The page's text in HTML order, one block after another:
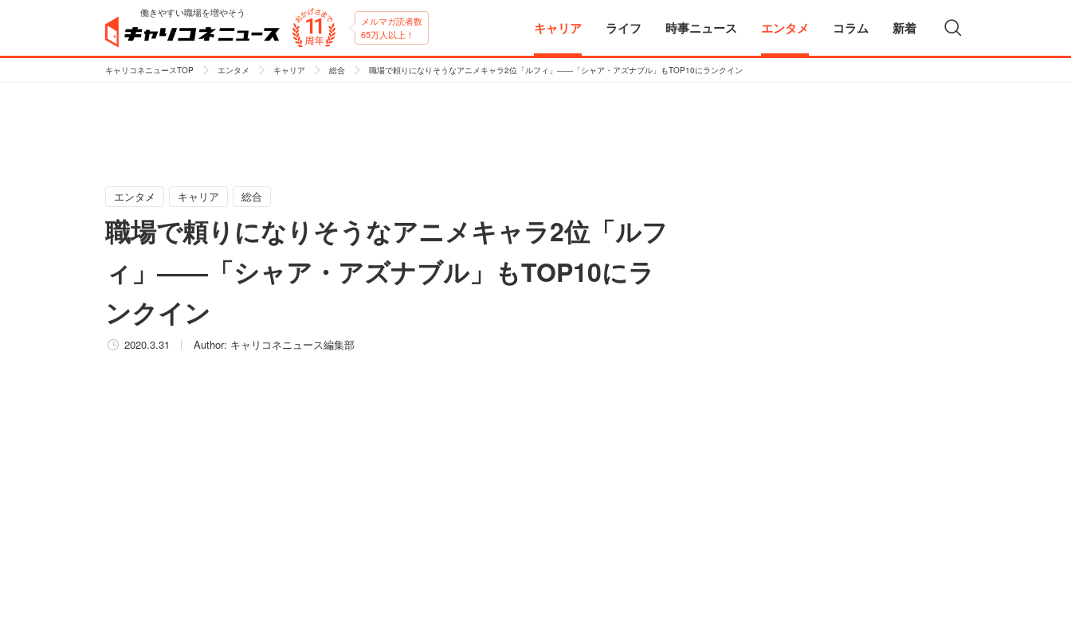
働きやすい職場を増やそう
メルマガ読者数
65万人以上！
キャリア ライフ 時事ニュース エンタメ コラム 新着
キャリコネニュースTOP エンタメ キャリア 総合 職場で頼りになりそうなアニメキャラ2位「ルフィ」――「シャア・アズナブル」もTOP10にランクイン
エンタメ キャリア 総合
職場で頼りになりそうなアニメキャラ2位「ルフ
ィ」――「シャア・アズナブル」もTOP10にラ
ンクイン
2020.3.31 Author: キャリコネニュース編集部